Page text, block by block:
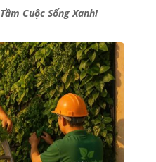
Cuộc Sống Xanh!